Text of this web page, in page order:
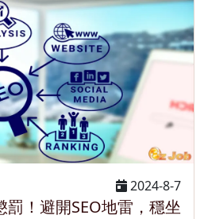
2024-8-7
！避開SEO地雷，穩坐